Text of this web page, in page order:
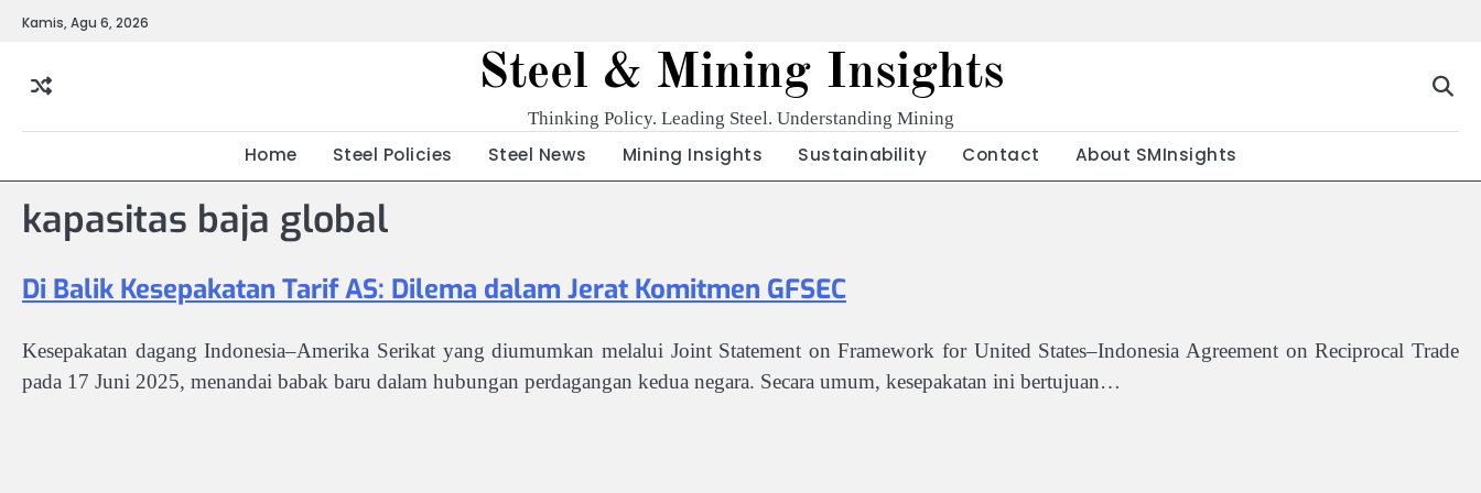
Kamis, Agu 6, 2026
Steel & Mining Insights
Thinking Policy. Leading Steel. Understanding Mining
Home Steel Policies Steel News Mining Insights Sustainability Contact About SMInsights
kapasitas baja global
Di Balik Kesepakatan Tarif AS: Dilema dalam Jerat Komitmen GFSEC
Kesepakatan dagang Indonesia–Amerika Serikat yang diumumkan melalui Joint Statement on Framework for United States–Indonesia Agreement on Reciprocal Trade
pada 17 Juni 2025, menandai babak baru dalam hubungan perdagangan kedua negara. Secara umum, kesepakatan ini bertujuan…